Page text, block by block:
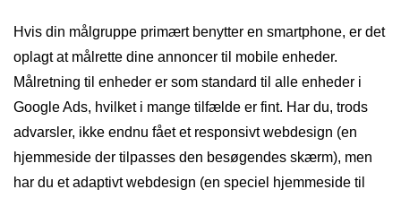
Hvis din målgruppe primært benytter en smartphone, er det
oplagt at målrette dine annoncer til mobile enheder.
Målretning til enheder er som standard til alle enheder i
Google Ads, hvilket i mange tilfælde er fint. Har du, trods
advarsler, ikke endnu fået et responsivt webdesign (en
hjemmeside der tilpasses den besøgendes skærm), men
har du et adaptivt webdesign (en speciel hjemmeside til